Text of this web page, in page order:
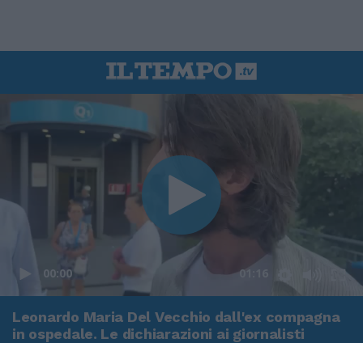
00:00 01:16
Leonardo Maria Del Vecchio dall'ex compagna
in ospedale. Le dichiarazioni ai giornalisti